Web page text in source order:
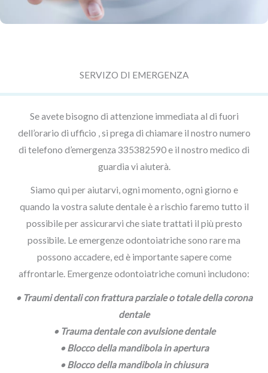
SERVIZO DI EMERGENZA
Se avete bisogno di attenzione immediata al di fuori
dell’orario di ufficio , si prega di chiamare il nostro numero
di telefono d’emergenza 335382590 e il nostro medico di
guardia vi aiuterà.
Siamo qui per aiutarvi, ogni momento, ogni giorno e
quando la vostra salute dentale è a rischio faremo tutto il
possibile per assicurarvi che siate trattati il ​​più presto
possibile. Le emergenze odontoiatriche sono rare ma
possono accadere, ed è importante sapere come
affrontarle. Emergenze odontoiatriche comuni includono:
• Traumi dentali con frattura parziale o totale della corona
dentale
• Trauma dentale con avulsione dentale
• Blocco della mandibola in apertura
• Blocco della mandibola in chiusura